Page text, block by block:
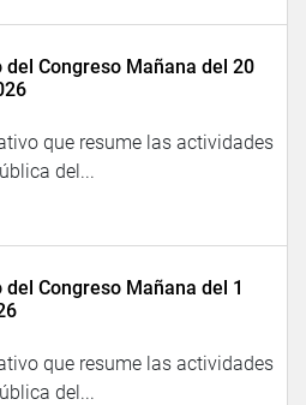
Congreso Mañana del 20
que resume las actividades
del...
Congreso Mañana del 1
que resume las actividades
del...